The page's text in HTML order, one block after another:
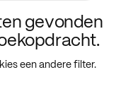
gevonden
een andere filter.